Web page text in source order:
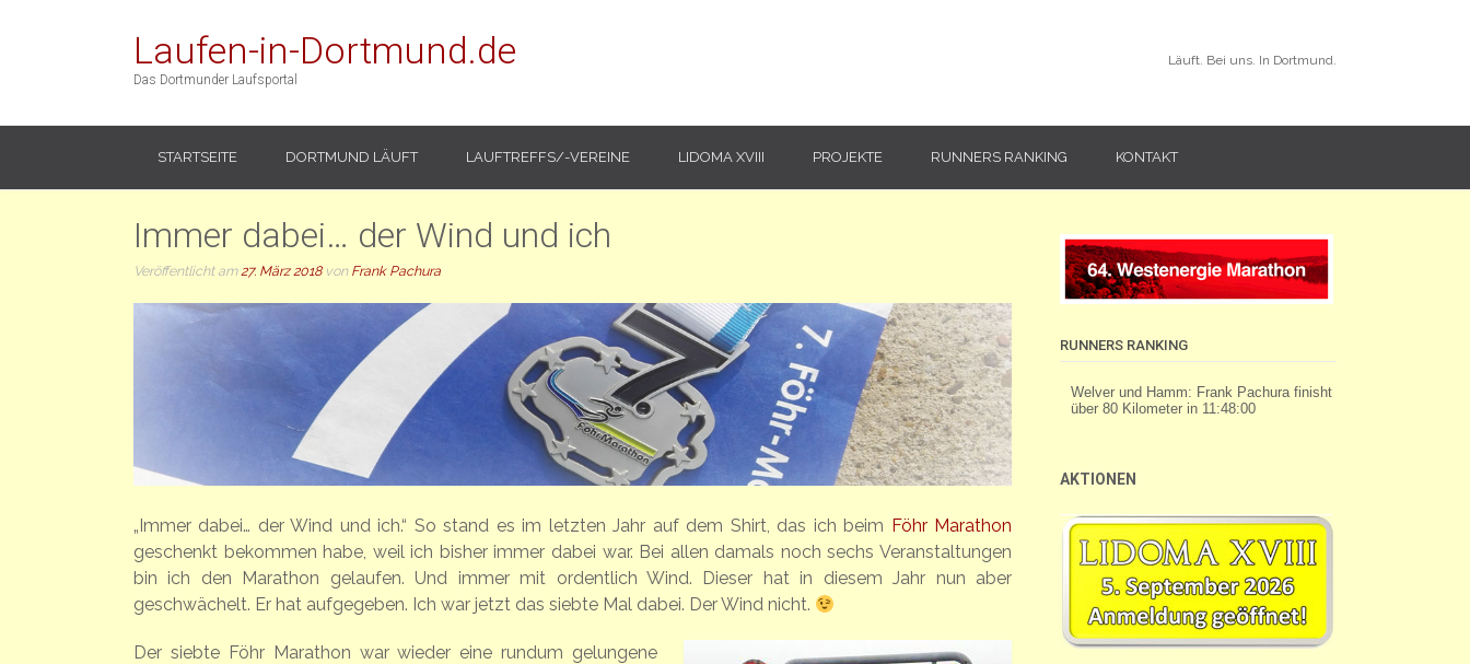
Laufen-in-Dortmund.de
Das Dortmunder Laufsportal
Läuft. Bei uns. In Dortmund.
STARTSEITE DORTMUND LÄUFT LAUFTREFFS/-VEREINE LIDOMA XVIII PROJEKTE RUNNERS RANKING KONTAKT
Immer dabei… der Wind und ich
Veröffentlicht am27. März 2018von Frank Pachura
„Immer dabei… der Wind und ich.“ So stand es im letzten Jahr auf dem Shirt, das ich beim Föhr Marathon
geschenkt bekommen habe, weil ich bisher immer dabei war. Bei allen damals noch sechs Veranstaltungen
bin ich den Marathon gelaufen. Und immer mit ordentlich Wind. Dieser hat in diesem Jahr nun aber
geschwächelt. Er hat aufgegeben. Ich war jetzt das siebte Mal dabei. Der Wind nicht.
Der siebte Föhr Marathon war wieder eine rundum gelungene
RUNNERS RANKING
AKTIONEN